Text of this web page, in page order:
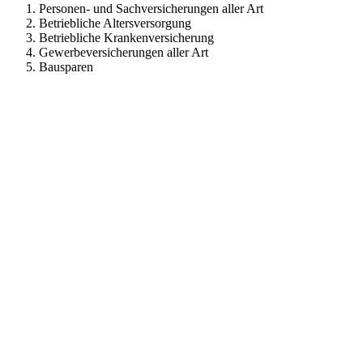
Personen- und Sachversicherungen aller Art
Betriebliche Altersversorgung
Betriebliche Krankenversicherung
Gewerbeversicherungen aller Art
Bausparen